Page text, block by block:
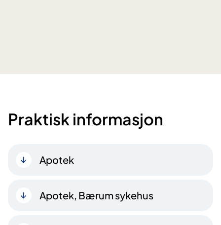
Praktisk informasjon
Apotek
Apotek, Bærum sykehus